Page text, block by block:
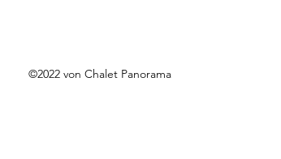
©2022 von Chalet Panorama